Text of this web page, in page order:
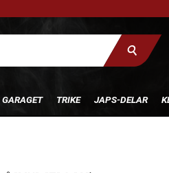
TRIKE JAPS-DELAR